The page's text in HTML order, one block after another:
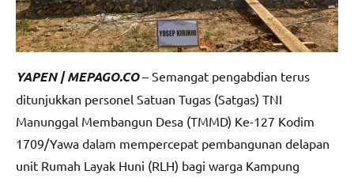
YAPEN | MEPAGO.CO– Semangat pengabdian terus
ditunjukkan personel Satuan Tugas (Satgas) TNI
Manunggal Membangun Desa (TMMD) Ke-127 Kodim
1709/Yawa dalam mempercepat pembangunan delapan
unit Rumah Layak Huni (RLH) bagi warga Kampung